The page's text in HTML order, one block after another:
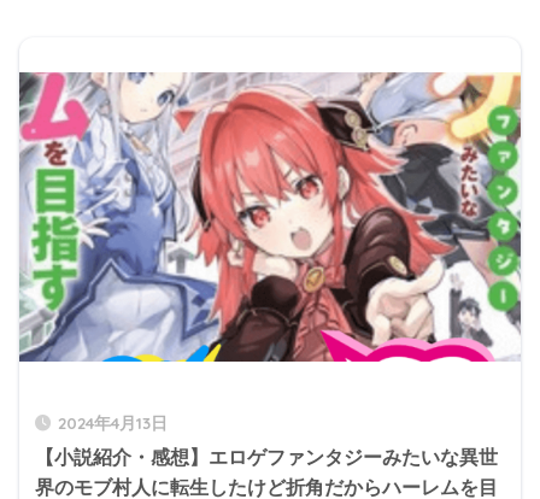
2024年4月13日
【小説紹介・感想】エロゲファンタジーみたいな異世
界のモブ村人に転生したけど折角だからハーレムを目